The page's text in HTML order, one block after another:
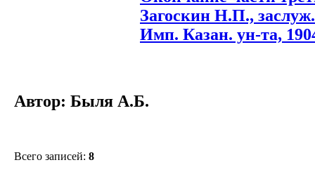
Загоскин Н.П.,
Имп. Казан. ун-та,
Автор: Быля А.Б.
Всего записей: 8